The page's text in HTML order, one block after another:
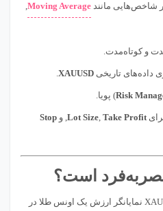
بر شاخص‌هایی مانند Moving Average
,
و کوتاه‌مدت.
داده‌های تاریخی XAUUSD
.
Risk) پویا.
Lot Size, Take Profit , و Stop
در معاملات فارکس، جفت‌ارز XAUUSD نمایانگر ارزش یک اونس طلا در